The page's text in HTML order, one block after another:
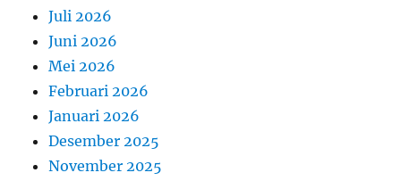
Juli 2026
Juni 2026
Mei 2026
Februari 2026
Januari 2026
Desember 2025
November 2025